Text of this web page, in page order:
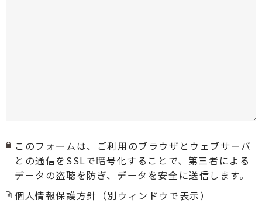
このフォームは、ご利用のブラウザとウェブサーバ
との通信をSSLで暗号化することで、第三者による
データの盗聴を防ぎ、データを安全に送信します。
個人情報保護方針（別ウィンドウで表示）